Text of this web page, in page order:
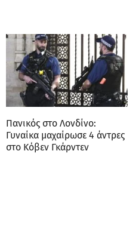
Πανικός στο Λονδίνο:
Γυναίκα μαχαίρωσε 4 άντρες
στο Κόβεν Γκάρντεν